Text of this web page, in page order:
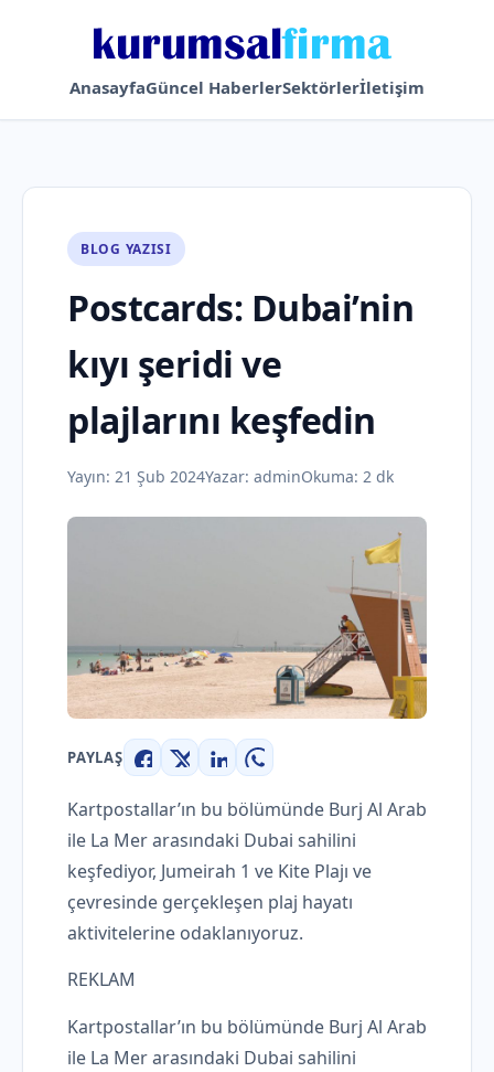
AnasayfaGüncel HaberlerSektörlerİletişim
BLOG YAZISI
Postcards: Dubai’nin
kıyı şeridi ve
plajlarını keşfedin
Yayın: 21 Şub 2024Yazar: adminOkuma: 2 dk
PAYLAŞ
Facebook
X LinkedInWhatsApp
Kartpostallar’ın bu bölümünde Burj Al Arab
ile La Mer arasındaki Dubai sahilini
keşfediyor, Jumeirah 1 ve Kite Plajı ve
çevresinde gerçekleşen plaj hayatı
aktivitelerine odaklanıyoruz.
REKLAM
Kartpostallar’ın bu bölümünde Burj Al Arab
ile La Mer arasındaki Dubai sahilini